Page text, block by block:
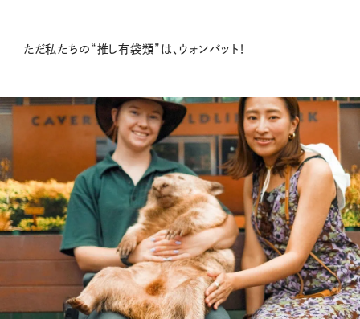
ただ私たちの“推し有袋類”は、ウォンバット！